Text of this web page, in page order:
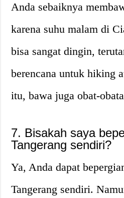
Anda sebaiknya
karena suhu malam di
bisa sangat dingin,
berencana untuk hiking
itu, bawa juga obat-
7. Bisakah saya
Tangerang sendiri?
Ya, Anda dapat
Tangerang sendiri.